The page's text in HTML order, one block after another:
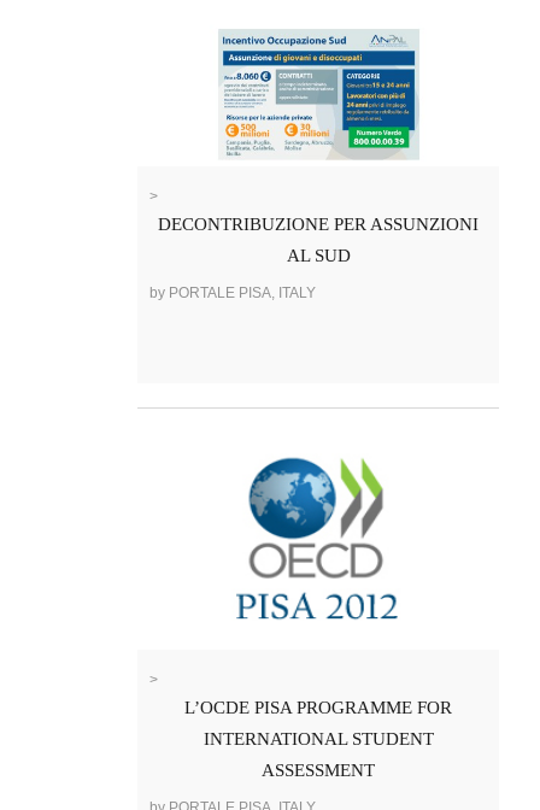
>
DECONTRIBUZIONE PER ASSUNZIONI
AL SUD
by PORTALE PISA, ITALY
>
L’OCDE PISA PROGRAMME FOR
INTERNATIONAL STUDENT
ASSESSMENT